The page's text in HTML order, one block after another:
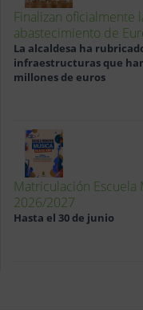
Finalizan oficialmente
abastecimiento de
La alcaldesa ha
infraestructuras que
millones de euros
Matriculación
2026/2027
Hasta el 30 de junio